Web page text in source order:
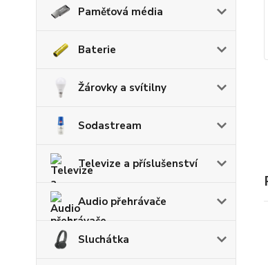
Paměťová média
Baterie
Žárovky a svítilny
Sodastream
Televize a příslušenství
Audio přehrávače
Sluchátka